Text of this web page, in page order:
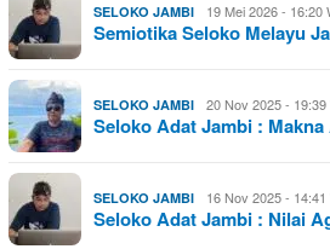
SELOKO JAMBI 19 Mei 2026 - 16:20
Semiotika Seloko Melayu
SELOKO JAMBI 20 Nov 2025 - 19:39
Seloko Adat Jambi :
SELOKO JAMBI 16 Nov 2025 - 14:41
Seloko Adat Jambi : Nilai